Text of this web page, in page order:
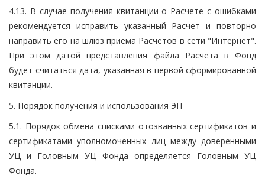
4.13. В случае получения квитанции о Расчете с ошибками
рекомендуется исправить указанный Расчет и повторно
направить его на шлюз приема Расчетов в сети "Интернет".
При этом датой представления файла Расчета в Фонд
будет считаться дата, указанная в первой сформированной
квитанции.
5. Порядок получения и использования ЭП
5.1. Порядок обмена списками отозванных сертификатов и
сертификатами уполномоченных лиц между доверенными
УЦ и Головным УЦ Фонда определяется Головным УЦ
Фонда.